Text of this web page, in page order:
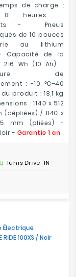
de charge :
8 heures -
- Pneus
de 10 pouces
au lithium
Capacité de la
Wh (10 Ah) -
de
: -10 °C–40
produit : 18,1 kg
: 1140 x 512
(dépliées) / 1140 x
mm (pliées) -
- Garantie 1 an
Tunis Drive-IN
RIDE 100XS / Noir